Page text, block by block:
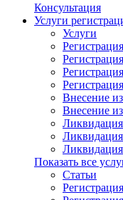
Консультация
Услуги
Услуги
Внесение
Внесение
Показать все
Статьи